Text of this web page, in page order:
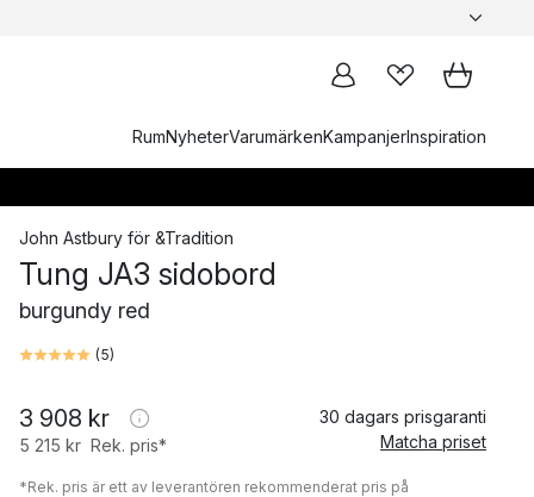
RumNyheterVarumärkenKampanjerInspiration
John Astbury för &Tradition
Tung JA3 sidobord
burgundy red
(5)
3 908 kr
5 215 kr Rek. pris*
30 dagars prisgaranti
Matcha priset
*Rek. pris är ett av leverantören rekommenderat pris på